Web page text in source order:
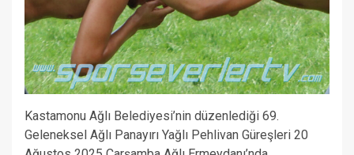
Kastamonu Ağlı Belediyesi’nin düzenlediği 69.
Geleneksel Ağlı Panayırı Yağlı Pehlivan Güreşleri 20